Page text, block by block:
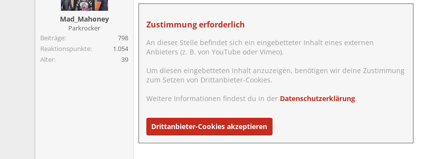
Mad_Mahoney
Parkrocker
Beiträge
798
Reaktionspunkte
1.054
Alter
39
Zustimmung erforderlich
An dieser Stelle befindet sich ein eingebetteter Inhalt eines externen
Anbieters (z. B. von YouTube oder Vimeo).
Um diesen eingebetteten Inhalt anzuzeigen, benötigen wir deine Zustimmung
zum Setzen von Drittanbieter-Cookies.
Weitere Informationen findest du in der Datenschutzerklärung.
Drittanbieter-Cookies akzeptieren